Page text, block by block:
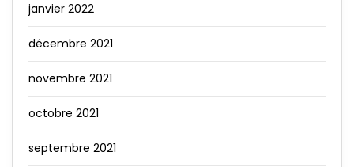
janvier 2022
décembre 2021
novembre 2021
octobre 2021
septembre 2021